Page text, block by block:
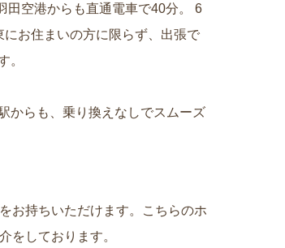
田空港からも直通電車で40分。 6
お住まいの方に限らず、出張で
。
からも、乗り換えなしでスムーズ
お持ちいただけます。こちらのホ
をしております。